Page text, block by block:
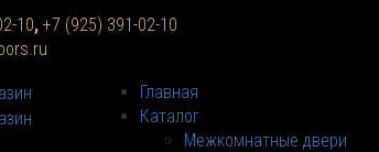
10, +7 (925) 391-02-10
Главная
Каталог
Межкомнатные двери